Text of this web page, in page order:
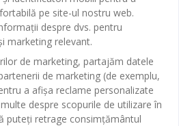
online
41A mun. Chișinău, Republica
pe site-ul nostru web.
despre dvs. pentru
marketing relevant.
de marketing, partajăm datele
de marketing (de exemplu,
a afișa reclame personalizate
despre scopurile de utilizare în
puteți retrage consimțământul